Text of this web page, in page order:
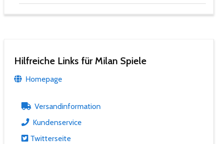
Hilfreiche Links für Milan Spiele
Homepage
Versandinformation
Kundenservice
Twitterseite